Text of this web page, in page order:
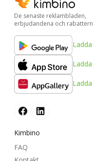
De senaste reklambladen,
erbjudandena och
Kimbino
FAQ